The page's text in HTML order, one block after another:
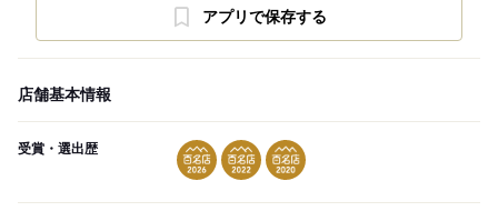
アプリで保存する
店舗基本情報
受賞・選出歴